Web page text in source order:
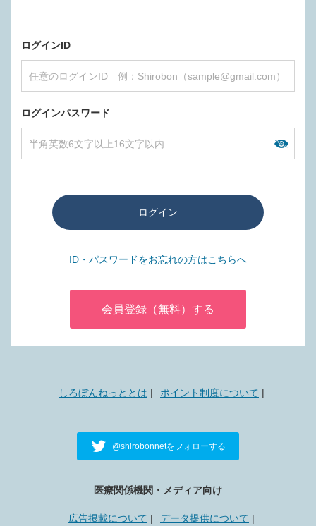
ログインID
ログインパスワード
ログイン
ID・パスワードをお忘れの方はこちらへ
会員登録（無料）する
しろぼんねっととは ポイント制度について
@shirobonnetをフォローする
医療関係機関・メディア向け
広告掲載について データ提供について